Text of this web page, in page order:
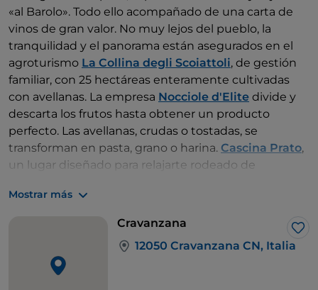
«al Barolo». Todo ello acompañado de una carta de
vinos de gran valor. No muy lejos del pueblo, la
tranquilidad y el panorama están asegurados en el
agroturismo La Collina degli Scoiattoli, de gestión
familiar, con 25 hectáreas enteramente cultivadas
con avellanas. La empresa Nocciole d'Elite divide y
descarta los frutos hasta obtener un producto
perfecto. Las avellanas, crudas o tostadas, se
transforman en pasta, grano o harina. Cascina Prato,
un lugar diseñado para relajarte rodeado de
restaurante donde redescubrir las antiguas recetas
piamontesas y el arte de los postres caseros.
Mostrar más
Cravanzana
Me
12050 Cravanzana CN, Italia